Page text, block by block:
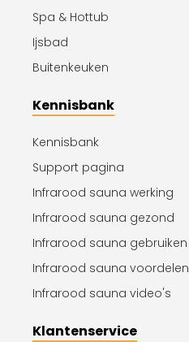
Spa & Hottub
Ijsbad
Buitenkeuken
Kennisbank
Kennisbank
Support pagina
Infrarood sauna werking
Infrarood sauna gezond
Infrarood sauna gebruiken
Infrarood sauna voordelen
Infrarood sauna video's
Klantenservice